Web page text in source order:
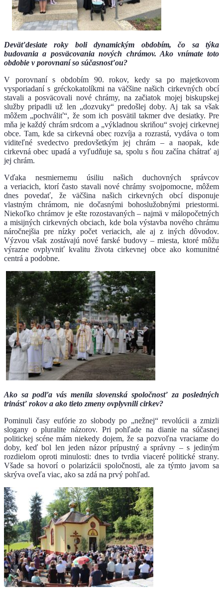
Deväťdesiate roky boli dynamickým obdobím, čo sa týka
budovania a posväcovania nových chrámov. Ako vnímate toto
obdobie v porovnaní so súčasnosťou?
V porovnaní s obdobím 90. rokov, kedy sa po majetkovom
vysporiadaní s gréckokatolíkmi na väčšine našich cirkevných obcí
stavali a posväcovali nové chrámy, na začiatok mojej biskupskej
služby pripadli už len „dozvuky“ predošlej doby. Aj tak sa však
môžem „pochváliť“, že som ich posvätil takmer dve desiatky. Pre
mňa je každý chrám srdcom a „výkladnou skriňou“ svojej cirkevnej
obce. Tam, kde sa cirkevná obec rozvíja a rozrastá, vydáva o tom
viditeľné svedectvo predovšetkým jej chrám – a naopak, kde
cirkevná obec upadá a vyľudňuje sa, spolu s ňou začína chátrať aj
jej chrám.
Vďaka nesmiernemu úsiliu našich duchovných správcov
a veriacich, ktorí často stavali nové chrámy svojpomocne, môžem
dnes povedať, že väčšina našich cirkevných obcí disponuje
vlastným chrámom, nie dočasnými bohoslužobnými priestormi.
Niekoľko chrámov je ešte rozostavaných – najmä v málopočetných
a misijných cirkevných obciach, kde bola výstavba nového chrámu
náročnejšia pre nízky počet veriacich, ale aj z iných dôvodov.
Výzvou však zostávajú nové farské budovy – miesta, ktoré môžu
výrazne ovplyvniť kvalitu života cirkevnej obce ako komunitné
centrá a podobne.
Ako sa podľa vás menila slovenská spoločnosť za posledných
trinásť rokov a ako tieto zmeny ovplyvnili cirkev?
Pominuli časy eufórie zo slobody po „nežnej“ revolúcii a zmizli
slogany o pluralite názorov. Pri pohľade na dianie na súčasnej
politickej scéne mám niekedy dojem, že sa pozvoľna vraciame do
doby, keď bol len jeden názor prípustný a správny – s jediným
rozdielom oproti minulosti: dnes to tvrdia viaceré politické strany.
Všade sa hovorí o polarizácii spoločnosti, ale za týmto javom sa
skrýva oveľa viac, ako sa zdá na prvý pohľad.